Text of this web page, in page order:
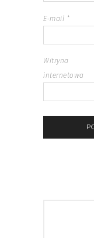
E-mail *
Witryna
internetowa